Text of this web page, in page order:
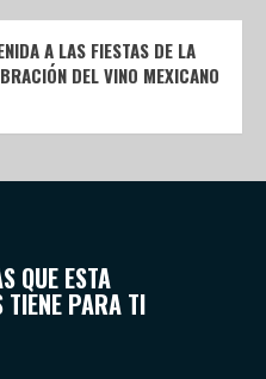
A LAS FIESTAS DE LA
DEL VINO MEXICANO
QUE ESTA
PARA TI